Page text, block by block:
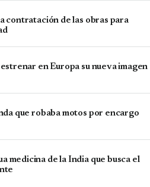
contratación de las obras para
en Europa su nueva imagen
que robaba motos por encargo
medicina de la India que busca el